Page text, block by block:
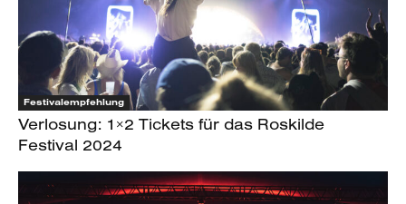
Festivalempfehlung
Verlosung: 1×2 Tickets für das Roskilde
Festival 2024